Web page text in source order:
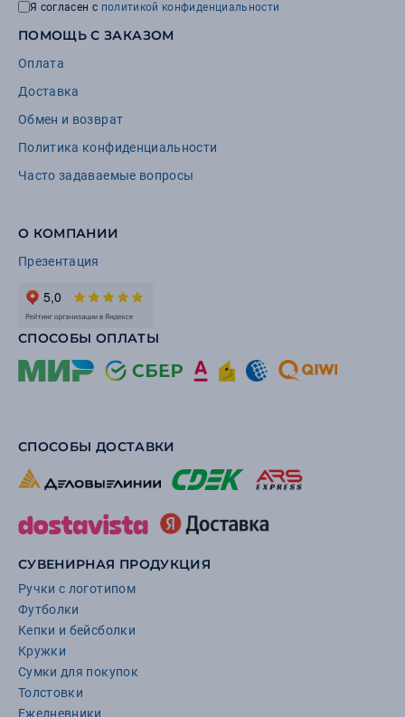
Я согласен с политикой конфиденциальности
ПОМОЩЬ С ЗАКАЗОМ
Оплата
Доставка
Обмен и возврат
Политика конфиденциальности
Часто задаваемые вопросы
О КОМПАНИИ
Презентация
СПОСОБЫ ОПЛАТЫ
СПОСОБЫ ДОСТАВКИ
СУВЕНИРНАЯ ПРОДУКЦИЯ
Ручки с логотипом
Футболки
Кепки и бейсболки
Кружки
Сумки для покупок
Толстовки
Ежедневники